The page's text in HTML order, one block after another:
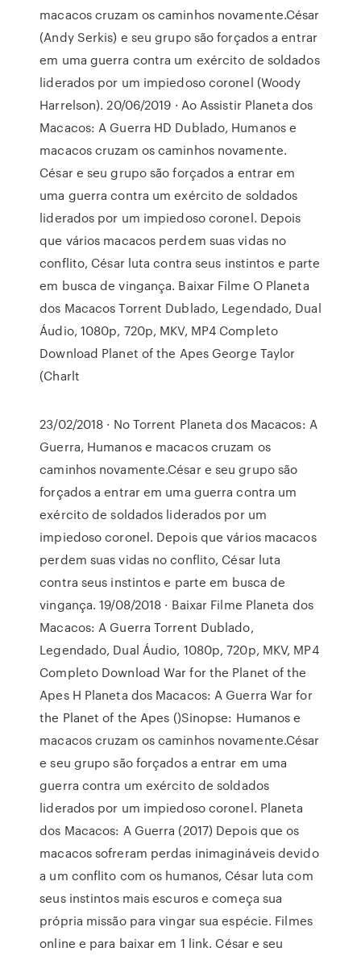
macacos cruzam os caminhos novamente.César
(Andy Serkis) e seu grupo são forçados a entrar
em uma guerra contra um exército de soldados
liderados por um impiedoso coronel (Woody
Harrelson). 20/06/2019 · Ao Assistir Planeta dos
Macacos: A Guerra HD Dublado, Humanos e
macacos cruzam os caminhos novamente.
César e seu grupo são forçados a entrar em
uma guerra contra um exército de soldados
liderados por um impiedoso coronel. Depois
que vários macacos perdem suas vidas no
conflito, César luta contra seus instintos e parte
em busca de vingança. Baixar Filme O Planeta
dos Macacos Torrent Dublado, Legendado, Dual
Áudio, 1080p, 720p, MKV, MP4 Completo
Download Planet of the Apes George Taylor
(Charlt
23/02/2018 · No Torrent Planeta dos Macacos: A
Guerra, Humanos e macacos cruzam os
caminhos novamente.César e seu grupo são
forçados a entrar em uma guerra contra um
exército de soldados liderados por um
impiedoso coronel. Depois que vários macacos
perdem suas vidas no conflito, César luta
contra seus instintos e parte em busca de
vingança. 19/08/2018 · Baixar Filme Planeta dos
Macacos: A Guerra Torrent Dublado,
Legendado, Dual Áudio, 1080p, 720p, MKV, MP4
Completo Download War for the Planet of the
Apes H Planeta dos Macacos: A Guerra War for
the Planet of the Apes ()Sinopse: Humanos e
macacos cruzam os caminhos novamente.César
e seu grupo são forçados a entrar em uma
guerra contra um exército de soldados
liderados por um impiedoso coronel. Planeta
dos Macacos: A Guerra (2017) Depois que os
macacos sofreram perdas inimagináveis devido
a um conflito com os humanos, César luta com
seus instintos mais escuros e começa sua
própria missão para vingar sua espécie. Filmes
online e para baixar em 1 link. César e seu